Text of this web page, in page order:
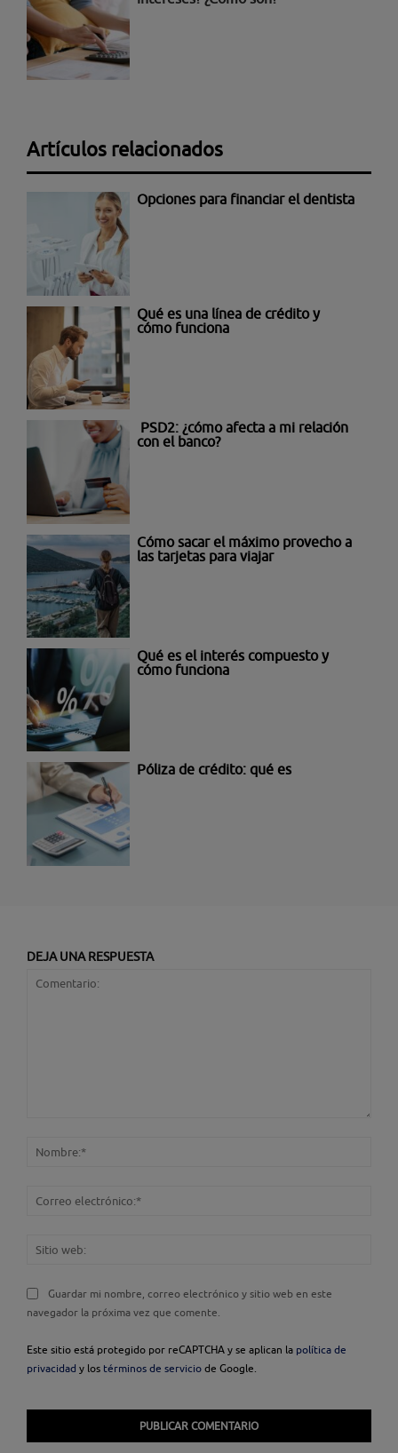
Artículos relacionados
Opciones para financiar el dentista
Qué es una línea de crédito y
cómo funciona
PSD2: ¿cómo afecta a mi relación
con el banco?
Cómo sacar el máximo provecho a
las tarjetas para viajar
Qué es el interés compuesto y
cómo funciona
Póliza de crédito: qué es
DEJA UNA RESPUESTA
Guardar mi nombre, correo electrónico y sitio web en este
navegador la próxima vez que comente.
Este sitio está protegido por reCAPTCHA y se aplican la política de
privacidad y los términos de servicio de Google.